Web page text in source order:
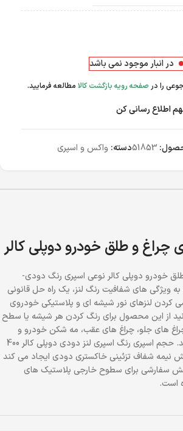
در انبار موجود نمی باشد
را در صفحه رویه بازگشت کالا مطالعه فرمایید.
اطلاع رسانی کن
51853دسته: واکس و اسپری
چراغ و طلق خودرو دوپلی کالر
خودرو دوپلی کالر نوعی اسپری رنگ دودی-
ویژگی های شفافیت رنگ لنز، یک راه حل قانونی
کردن لنزهای نور شیشه ای و پلاستیکی خودروی
از این محصول برای رنگ کردن هر شیشه یا سطح
های جلو، چراغ های عقب، مه شکن خودرو و
موتور سیکلت استفاده کنید. حجم اسپری رنگ اسپری لنز دودی دوپلی کالر 400
نیمه شفاف تزئینی خاکستری دودی ایجاد می کند
سفارشی برای سطوح خارجی پلاستیک‌ های
است.